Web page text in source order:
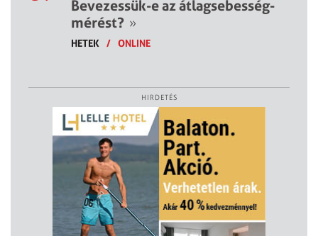
Bevezessük-e az átlagsebesség-
mérést? »
HETEK / ONLINE
HIRDETÉS